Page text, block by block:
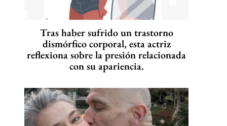
Tras haber sufrido un trastorno
dismórfico corporal, esta actriz
reflexiona sobre la presión relacionada
con su apariencia.